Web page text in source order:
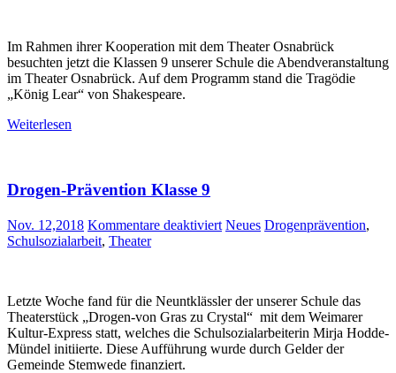
Osnabrück
Im Rahmen ihrer Kooperation mit dem Theater Osnabrück
besuchten jetzt die Klassen 9 unserer Schule die Abendveranstaltung
im Theater Osnabrück. Auf dem Programm stand die Tragödie
„König Lear“ von Shakespeare.
Weiterlesen
Drogen-Prävention Klasse 9
Nov. 12,2018 Kommentare deaktiviertfür
Neues Drogenprävention,
Schulsozialarbeit, Theater
Letzte Woche fand für die Neuntklässler der unserer Schule das
Theaterstück „Drogen-von Gras zu Crystal“ mit dem Weimarer
Kultur-Express statt, welches die Schulsozialarbeiterin Mirja Hodde-
Mündel initiierte. Diese Aufführung wurde durch Gelder der
Gemeinde Stemwede finanziert.